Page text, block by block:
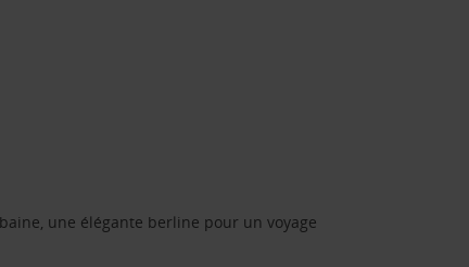
une élégante berline pour un voyage